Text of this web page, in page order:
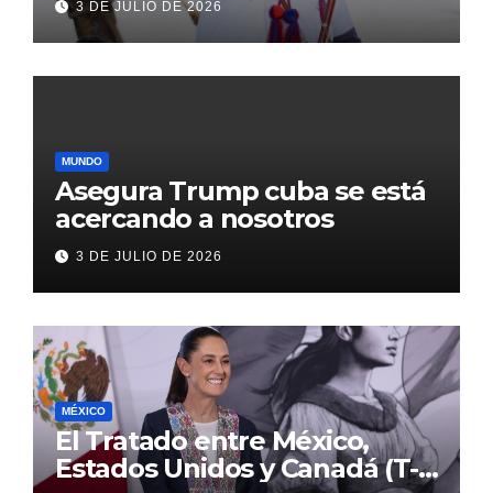
con inversión histórica
3 DE JULIO DE 2026
MUNDO
Asegura Trump cuba se está
acercando a nosotros
3 DE JULIO DE 2026
MÉXICO
El Tratado entre México,
Estados Unidos y Canadá (T-